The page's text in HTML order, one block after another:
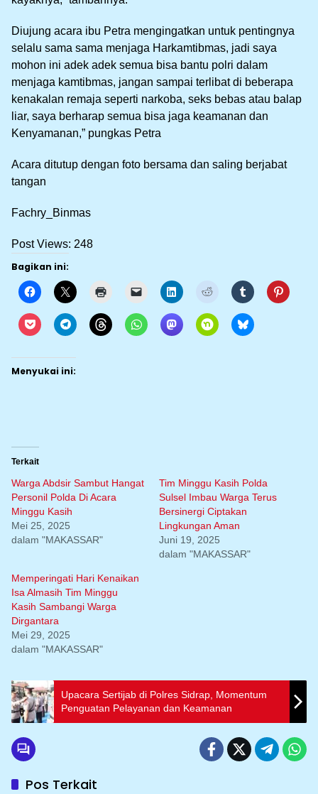
Diujung acara ibu Petra mengingatkan untuk pentingnya
selalu sama sama menjaga Harkamtibmas, jadi saya
mohon ini adek adek semua bisa bantu polri dalam
menjaga kamtibmas, jangan sampai terlibat di beberapa
kenakalan remaja seperti narkoba, seks bebas atau balap
liar, saya berharap semua bisa jaga keamanan dan
Kenyamanan,” pungkas Petra
Acara ditutup dengan foto bersama dan saling berjabat
tangan
Fachry_Binmas
Post Views: 248
Bagikan ini:
Menyukai ini:
Terkait
Warga Abdsir Sambut Hangat
Personil Polda Di Acara
Minggu Kasih
Mei 25, 2025
dalam "MAKASSAR"
Tim Minggu Kasih Polda
Sulsel Imbau Warga Terus
Bersinergi Ciptakan
Lingkungan Aman
Juni 19, 2025
dalam "MAKASSAR"
Memperingati Hari Kenaikan
Isa Almasih Tim Minggu
Kasih Sambangi Warga
Dirgantara
Mei 29, 2025
dalam "MAKASSAR"
Upacara Sertijab di Polres Sidrap, Momentum
Penguatan Pelayanan dan Keamanan
Pos Terkait